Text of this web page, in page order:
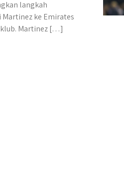
langkah
ke Emirates
Martinez […]